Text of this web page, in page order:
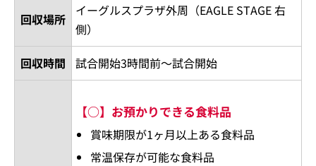
回収場所
イーグルスプラザ外周（EAGLE STAGE 右
側）
回収時間
試合開始3時間前～試合開始
【○】お預かりできる食料品
賞味期限が1ヶ月以上ある食料品
常温保存が可能な食料品